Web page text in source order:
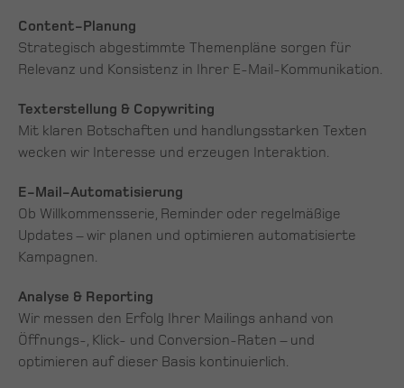
Content-Planung
Strategisch abgestimmte Themenpläne sorgen für
Relevanz und Konsistenz in Ihrer E-Mail-Kommunikation.
Texterstellung & Copywriting
Mit klaren Botschaften und handlungsstarken Texten
wecken wir Interesse und erzeugen Interaktion.
E-Mail-Automatisierung
Ob Willkommensserie, Reminder oder regelmäßige
Updates – wir planen und optimieren automatisierte
Kampagnen.
Analyse & Reporting
Wir messen den Erfolg Ihrer Mailings anhand von
Öffnungs-, Klick- und Conversion-Raten – und
optimieren auf dieser Basis kontinuierlich.